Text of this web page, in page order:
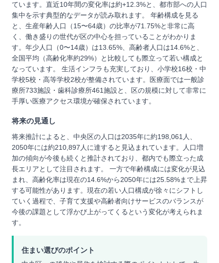
ています。直近10年間の変化率は約+12.3%と、都市部への人口
集中を示す典型的なデータが読み取れます。 年齢構成を見る
と、生産年齢人口（15〜64歳）の比率が71.75%と非常に高
く、働き盛りの世代が区の中心を担っていることがわかりま
す。年少人口（0〜14歳）は13.65%、高齢者人口は14.6%と、
全国平均（高齢化率約29%）と比較しても際立って若い構成と
なっています。 生活インフラも充実しており、小学校16校・中
学校5校・高等学校2校が整備されています。医療面では一般診
療所733施設・歯科診療所461施設と、区の規模に対して非常に
手厚い医療アクセス環境が確保されています。
将来の見通し
将来推計によると、中央区の人口は2035年に約198,061人、
2050年には約210,897人に達すると見込まれています。人口増
加の傾向が今後も続くと推計されており、都内でも際立った成
長エリアとして注目されます。 一方で年齢構成には変化が見込
まれ、高齢化率は現在の14.6%から2050年には25.58%まで上昇
する可能性があります。現在の若い人口構成が徐々にシフトし
ていく過程で、子育て支援や高齢者向けサービスのバランスが
今後の課題として浮かび上がってくるという変化が考えられま
す。
住まい選びのポイント